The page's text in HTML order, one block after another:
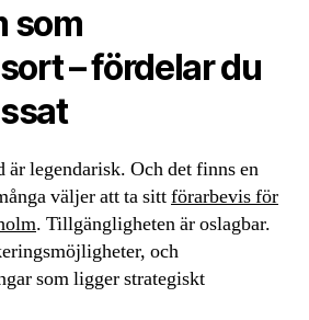
som
– fördelar du
är legendarisk. Och det finns en
väljer att ta sittförarbevis för
. Tillgängligheten är oslagbar.
och
som ligger strategiskt